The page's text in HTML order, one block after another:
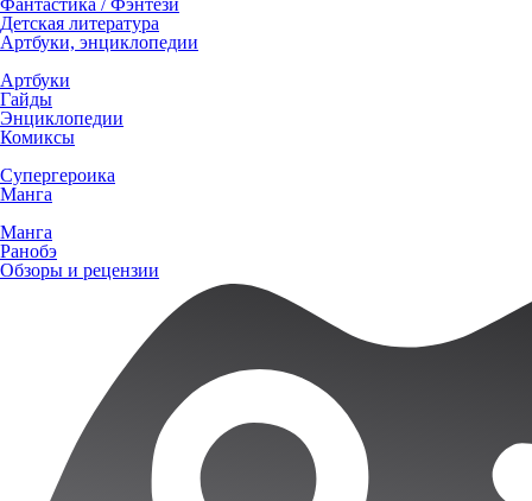
Фантастика / Фэнтези
Детская литература
Артбуки, энциклопедии
Артбуки
Гайды
Энциклопедии
Комиксы
Супергероика
Манга
Манга
Ранобэ
Обзоры и рецензии